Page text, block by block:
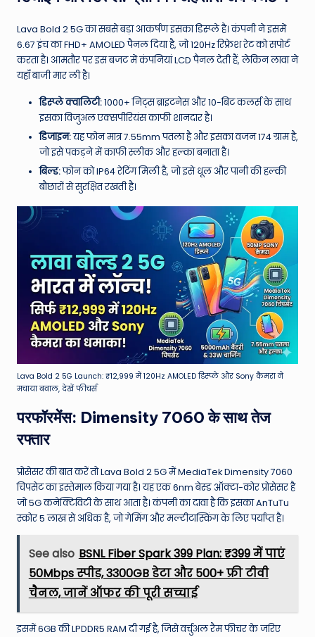
W
o
rl
d
Lava Bold 2 5G का सबसे बड़ा आकर्षण इसका डिस्प्ले है। कंपनी ने इसमें
6.67 इंच का FHD+ AMOLED पैनल दिया है, जो 120Hz रिफ्रेश रेट को सपोर्ट
करता है। आमतौर पर इस बजट में कंपनियां LCD पैनल देती हैं, लेकिन लावा ने
यहाँ बाजी मार ली है।
डिस्प्ले क्वालिटी:1000+ निट्स ब्राइटनेस और 10-बिट कलर्स के साथ
इसका विजुअल एक्सपीरियंस काफी शानदार है।
डिजाइन:यह फोन मात्र 7.55mm पतला है और इसका वजन 174 ग्राम है,
जो इसे पकड़ने में काफी स्लीक और हल्का बनाता है।
बिल्ड:फोन को IP64 रेटिंग मिली है, जो इसे धूल और पानी की हल्की
बौछारों से सुरक्षित रखती है।
Lava Bold 2 5G Launch: ₹12,999 में 120Hz AMOLED डिस्प्ले और Sony कैमरा ने
मचाया बवाल, देखें फीचर्स
परफॉरमेंस: Dimensity 7060 के साथ तेज
रफ्तार
प्रोसेसर की बात करें तो Lava Bold 2 5G में MediaTek Dimensity 7060
चिपसेट का इस्तेमाल किया गया है।यह एक 6nm बेस्ड ऑक्टा-कोर प्रोसेसर है
जो 5G कनेक्टिविटी के साथ आता है।कंपनी का दावा है कि इसका AnTuTu
स्कोर 5 लाख से अधिक है, जो गेमिंग और मल्टीटास्किंग के लिए पर्याप्त है।
See also BSNL Fiber Spark 399 Plan: ₹399 में पाएं
50Mbps स्पीड, 3300GB डेटा और 500+ फ्री टीवी
चैनल, जानें ऑफर की पूरी सच्चाई
इसमें 6GB की LPDDR5 RAM दी गई है, जिसे वर्चुअल रैम फीचर के जरिए